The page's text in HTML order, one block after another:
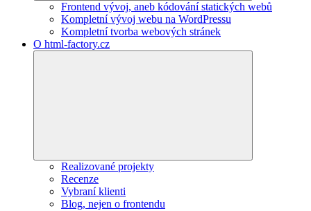
Frontend vývoj, aneb kódování statických webů
Kompletní vývoj webu na WordPressu
Kompletní tvorba webových stránek
O html-factory.cz
Realizované projekty
Recenze
Vybraní klienti
Blog, nejen o frontendu